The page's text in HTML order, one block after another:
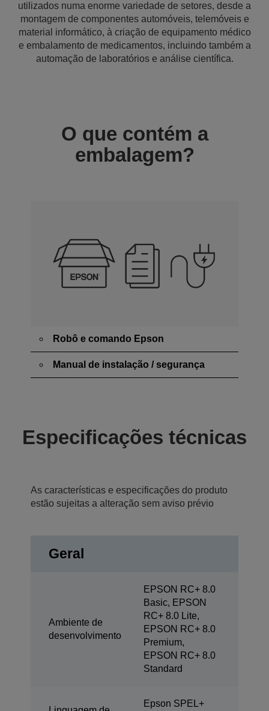
utilizados numa enorme variedade de setores, desde a
montagem de componentes automóveis, telemóveis e
material informático, à criação de equipamento médico
e embalamento de medicamentos, incluindo também a
automação de laboratórios e análise científica.
O que contém a
embalagem?
Robô e comando Epson
Manual de instalação / segurança
Especificações técnicas
As características e especificações do produto
estão sujeitas a alteração sem aviso prévio
Geral
Ambiente de
desenvolvimento
EPSON RC+ 8.0
Basic, EPSON
RC+ 8.0 Lite,
EPSON RC+ 8.0
Premium,
EPSON RC+ 8.0
Standard
Epson SPEL+